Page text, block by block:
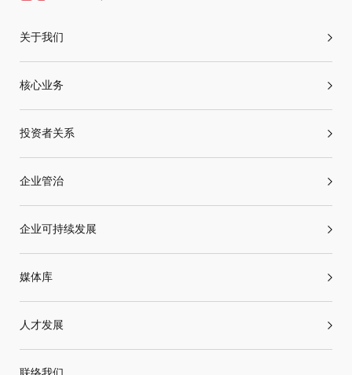
关于我们
核心业务
投资者关系
企业管治
企业可持续发展
媒体库
人才发展